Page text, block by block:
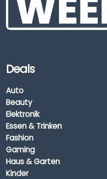
Deals
Auto
Beauty
Elektronik
Essen & Trinken
Fashion
Gaming
Haus & Garten
Kinder